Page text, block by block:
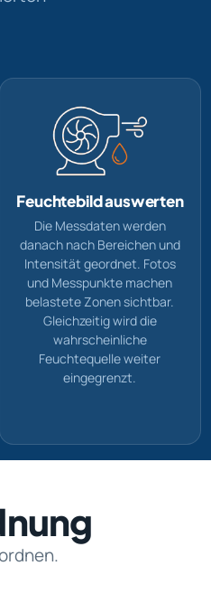
Feuchtebild auswerten
Die Messdaten werden
danach nach Bereichen und
Intensität geordnet. Fotos
und Messpunkte machen
belastete Zonen sichtbar.
Gleichzeitig wird die
wahrscheinliche
Feuchtequelle weiter
eingegrenzt.